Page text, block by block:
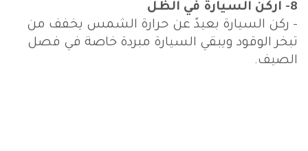
8- اركن السيارة في الظل
- ركن السيارة بعيدً عن حرارة الشمس يخفف من
تبخر الوقود ويبقي السيارة مبردة خاصة في فصل
الصيف.